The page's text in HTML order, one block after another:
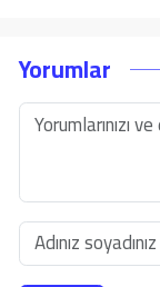
Yorumlar